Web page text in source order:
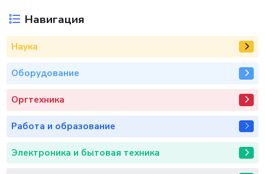
Навигация
Наука
Оборудование
Оргтехника
Работа и образование
Электроника и бытовая техника